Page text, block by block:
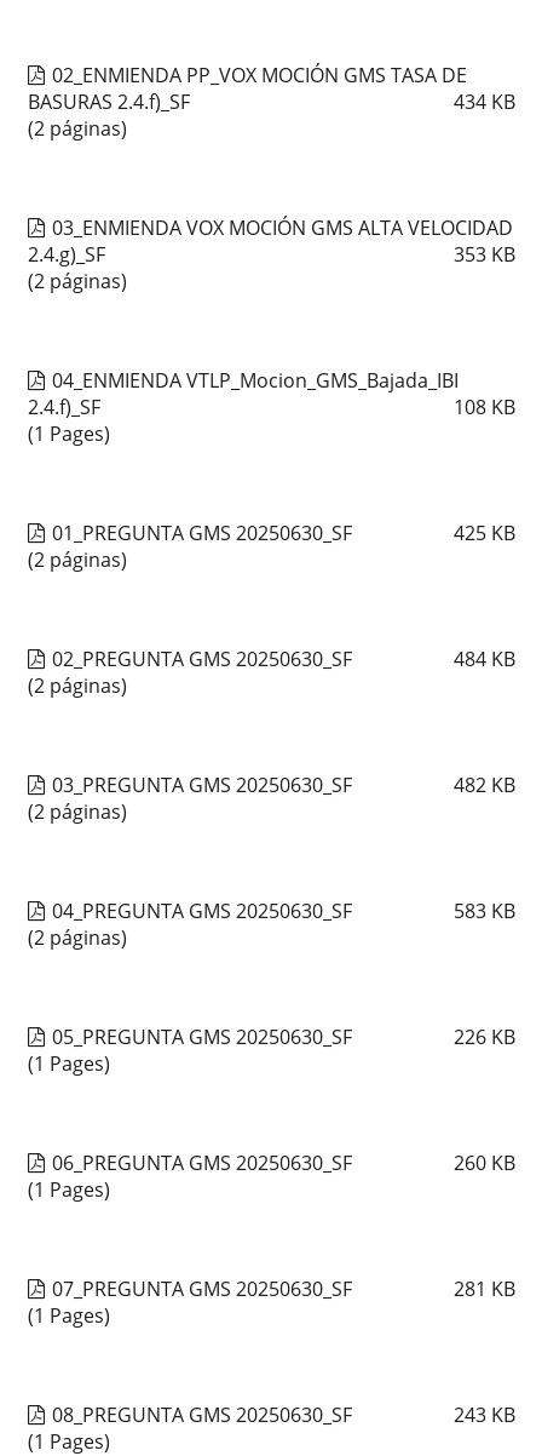
02_ENMIENDA PP_VOX MOCIÓN GMS TASA DE
BASURAS 2.4.f)_SF
434 KB
(2 páginas)
03_ENMIENDA VOX MOCIÓN GMS ALTA VELOCIDAD
2.4.g)_SF
353 KB
(2 páginas)
04_ENMIENDA VTLP_Mocion_GMS_Bajada_IBI
2.4.f)_SF
108 KB
(1 Pages)
01_PREGUNTA GMS 20250630_SF 425 KB
(2 páginas)
02_PREGUNTA GMS 20250630_SF 484 KB
(2 páginas)
03_PREGUNTA GMS 20250630_SF 482 KB
(2 páginas)
04_PREGUNTA GMS 20250630_SF 583 KB
(2 páginas)
05_PREGUNTA GMS 20250630_SF 226 KB
(1 Pages)
06_PREGUNTA GMS 20250630_SF 260 KB
(1 Pages)
07_PREGUNTA GMS 20250630_SF 281 KB
(1 Pages)
08_PREGUNTA GMS 20250630_SF 243 KB
(1 Pages)